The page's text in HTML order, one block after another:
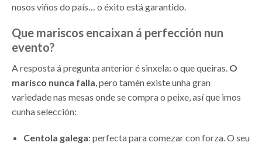
nosos viños do país… o éxito está garantido.
Que mariscos encaixan á perfección nun
evento?
A resposta á pregunta anterior é sinxela: o que queiras. O
marisco nunca falla, pero tamén existe unha gran
variedade nas mesas onde se compra o peixe, así que imos
cunha selección:
Centola galega: perfecta para comezar con forza. O seu